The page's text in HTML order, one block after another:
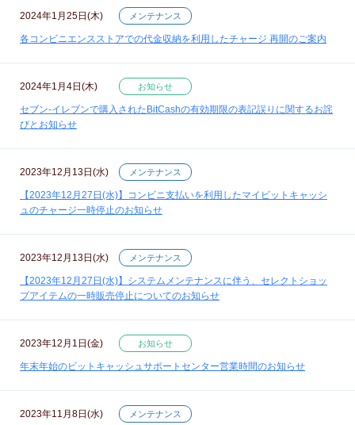
2024年1月25日(木) メンテナンス
各コンビニエンスストアでの代金収納を利用したチャージ 再開のご案内
2024年1月4日(木) お知らせ
セブン‐イレブンで購入されたBitCashの有効期限の表記誤りに関するお詫
びとお知らせ
2023年12月13日(水) メンテナンス
【2023年12月27日(水)】コンビニ支払いを利用したマイビットキャッシ
ュのチャージ一時停止のお知らせ
2023年12月13日(水) メンテナンス
【2023年12月27日(水)】システムメンテナンスに伴う、セレクトショッ
プアイテムの一時販売停止についてのお知らせ
2023年12月1日(金) お知らせ
年末年始のビットキャッシュサポートセンター営業時間のお知らせ
2023年11月8日(水) メンテナンス